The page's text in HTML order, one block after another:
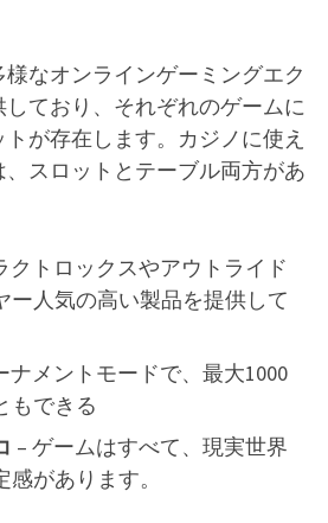
様なオンラインゲーミングエク
ており、それぞれのゲームに
が存在します。カジノに使え
スロットとテーブル両方があ
クトロックスやアウトライド
ー人気の高い製品を提供して
ナメントモードで、最大1000
もできる
– ゲームはすべて、現実世界
があります。